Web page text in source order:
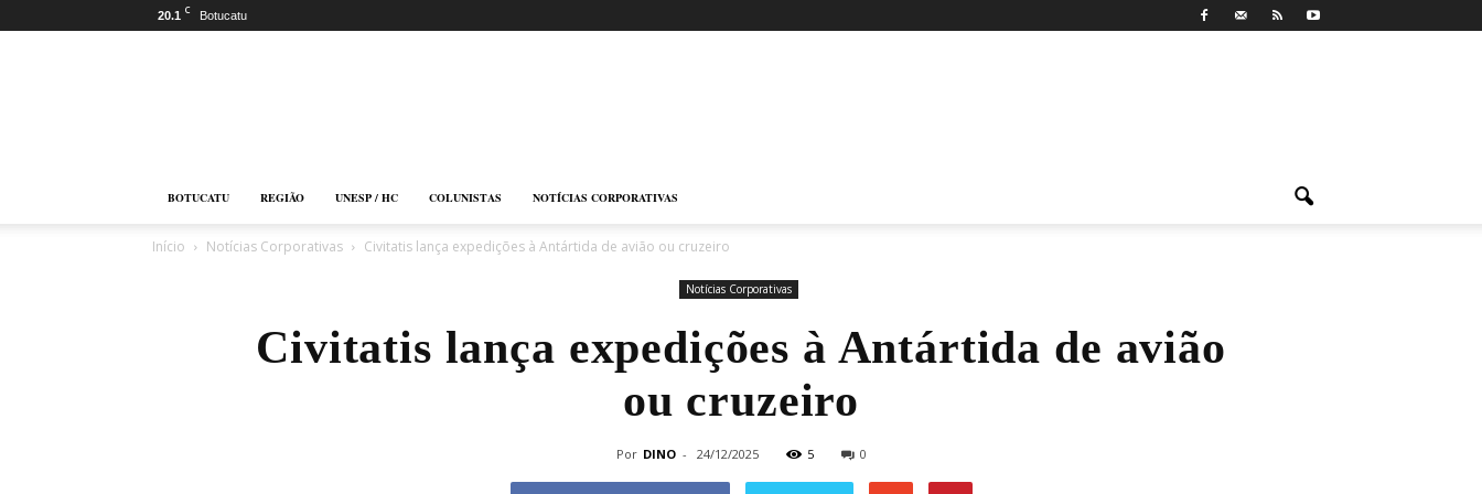
20.1 C Botucatu
BOTUCATU REGIÃO UNESP / HC COLUNISTAS NOTÍCIAS CORPORATIVAS
Início Notícias Corporativas Civitatis lança expedições à Antártida de avião ou cruzeiro
Notícias Corporativas
Civitatis lança expedições à Antártida de avião
ou cruzeiro
Por DINO - 24/12/2025 5 0